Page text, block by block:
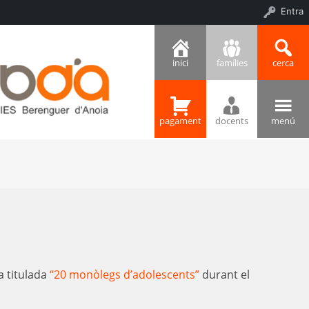
inici famílies cerca
pagament docents menú
titulada “20 monòlegs d’adolescents” durant el
Entra